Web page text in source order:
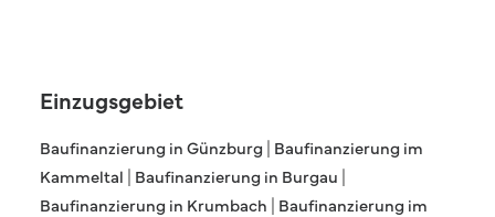
Einzugsgebiet
Baufinanzierung in Günzburg | Baufinanzierung im
Kammeltal | Baufinanzierung in Burgau |
Baufinanzierung in Krumbach | Baufinanzierung im